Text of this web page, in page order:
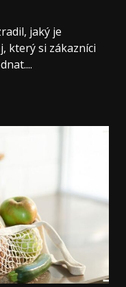
jaký je
který si zákazníci